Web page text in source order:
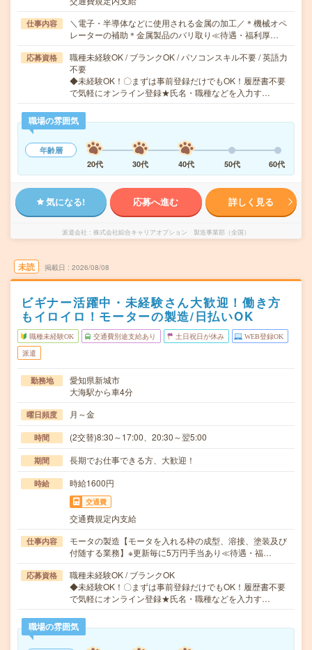
仕事内容
＼電子・半導体などに使用される金属の加工／＊機械オペ
レーターの補助＊金属製品のバリ取り≪待遇・福利厚…
応募資格
職種未経験OK / ブランクOK / パソコンスキル不要 / 英語力
不要
◆未経験OK！〇まずは事前登録だけでもOK！履歴書不要
で気軽にオンライン登録★氏名・職種などを入力す…
職場の雰囲気
年齢層
20代
30代 40代 50代 60代
気になる! 応募へ進む 詳しく見る
派遣会社 株式会社綜合キャリアオプション 製造事業部（全国）
未読 掲載日 2026/08/08
ビギナー活躍中・未経験さん大歓迎！働き方
もイロイロ！モーターの製造/日払いOK
職種未経験OK 交通費別途支給あり 土日祝日が休み WEB登録OK
派遣
勤務地
愛知県新城市
大海駅から車4分
曜日頻度 月～金
時間 (2交替)8:30～17:00、20:30～翌5:00
期間 長期でお仕事できる方、大歓迎！
時給 時給1600円
交通費
交通費規定内支給
仕事内容
モータの製造【モータを入れる枠の成型、溶接、塗装及び
付随する業務】※更新毎に5万円手当あり≪待遇・福…
応募資格
職種未経験OK / ブランクOK
◆未経験OK！〇まずは事前登録だけでもOK！履歴書不要
で気軽にオンライン登録★氏名・職種などを入力す…
職場の雰囲気